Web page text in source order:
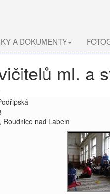
A DOKUMENTY
ml. a
Roudnice nad Labem